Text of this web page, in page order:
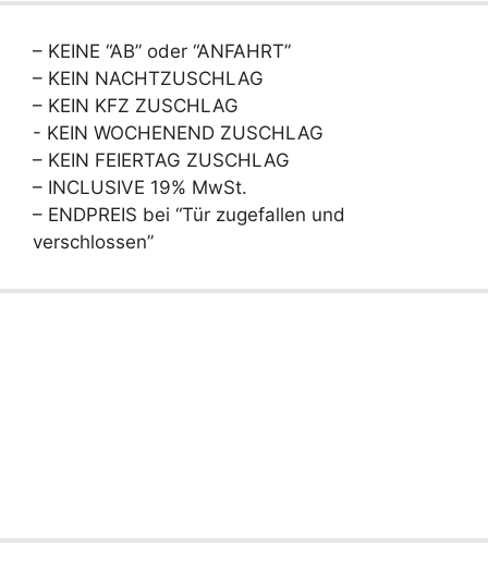
– KEINE “AB” oder “ANFAHRT”
– KEIN NACHTZUSCHLAG
– KEIN KFZ ZUSCHLAG
- KEIN WOCHENEND ZUSCHLAG
– KEIN FEIERTAG ZUSCHLAG
– INCLUSIVE 19% MwSt.
– ENDPREIS bei “Tür zugefallen und
verschlossen”